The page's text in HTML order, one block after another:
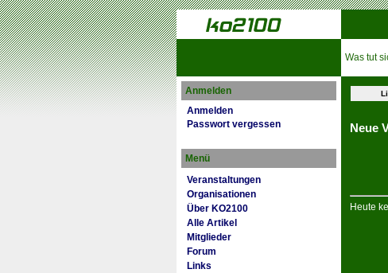
Was tut
Anmelden
Anmelden
Passwort vergessen
Menü
Veranstaltungen
Organisationen
Über KO2100
Alle Artikel
Mitglieder
Forum
Links
Neue
Heute